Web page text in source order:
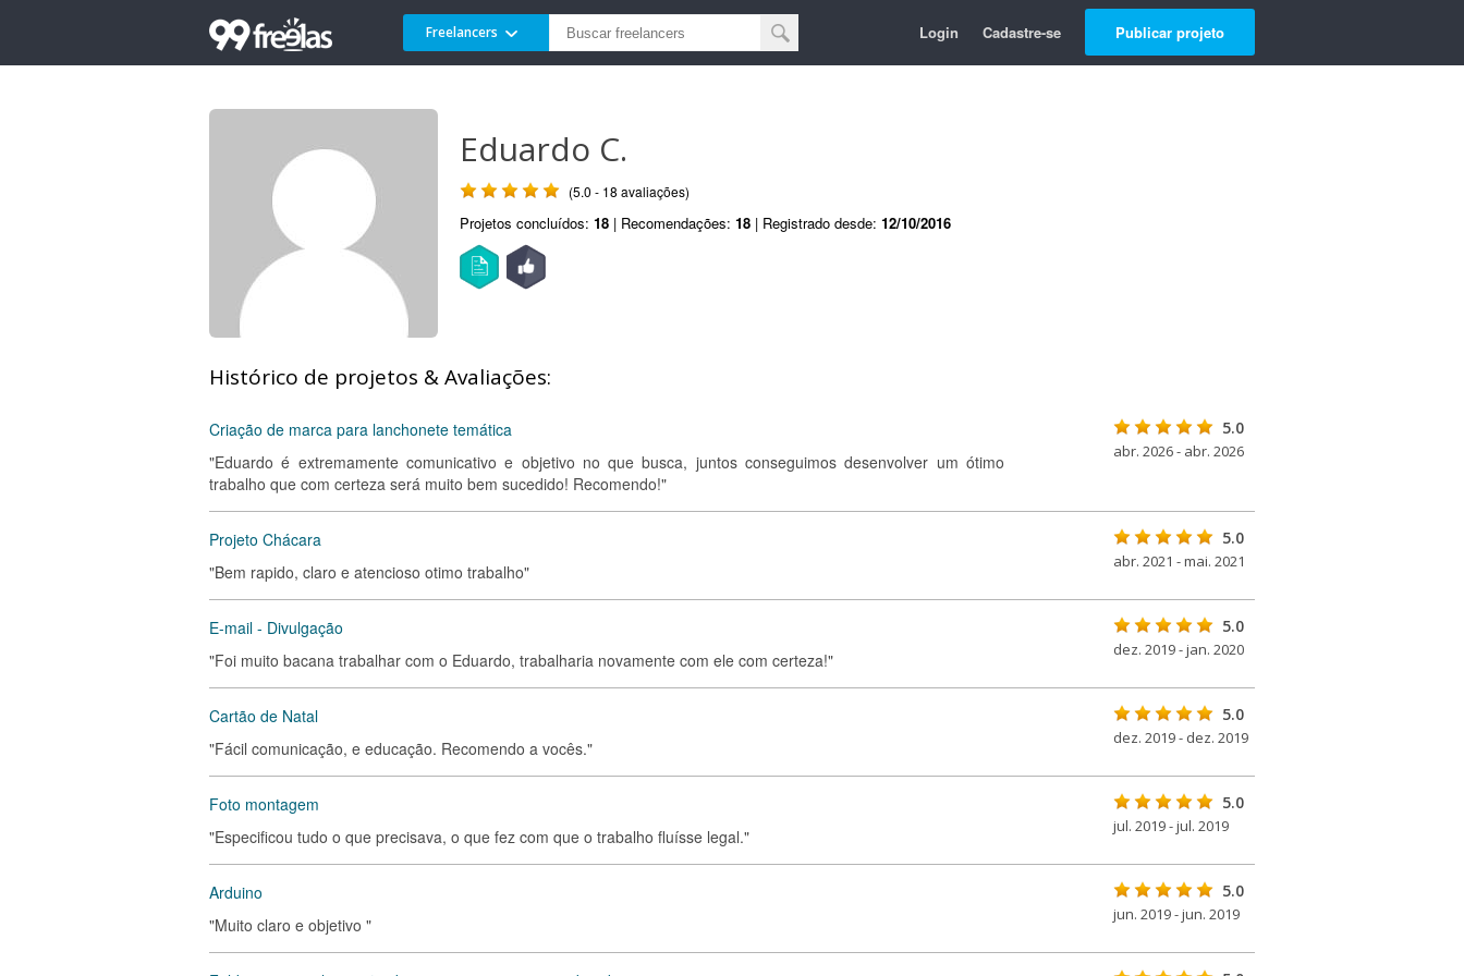
Freelancers Login Cadastre-se Publicar projeto
Eduardo C.
(5.0 - 18 avaliações)
Projetos concluídos: 18 | Recomendações: 18 | Registrado desde: 12/10/2016
Histórico de projetos & Avaliações:
Criação de marca para lanchonete temática
"Eduardo é extremamente comunicativo e objetivo no que busca, juntos conseguimos desenvolver um ótimo
trabalho que com certeza será muito bem sucedido! Recomendo!"
5.0
abr. 2026 - abr. 2026
Projeto Chácara
"Bem rapido, claro e atencioso otimo trabalho"
5.0
abr. 2021 - mai. 2021
E-mail - Divulgação
"Foi muito bacana trabalhar com o Eduardo, trabalharia novamente com ele com certeza!"
5.0
dez. 2019 - jan. 2020
Cartão de Natal
"Fácil comunicação, e educação. Recomendo a vocês."
5.0
dez. 2019 - dez. 2019
Foto montagem
"Especificou tudo o que precisava, o que fez com que o trabalho fluísse legal."
5.0
jul. 2019 - jul. 2019
Arduino
"Muito claro e objetivo "
5.0
jun. 2019 - jun. 2019